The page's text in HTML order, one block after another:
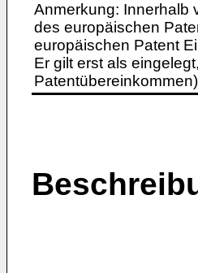
Anmerkung: Innerhalb
des europäischen
europäischen Patent
Er gilt erst als